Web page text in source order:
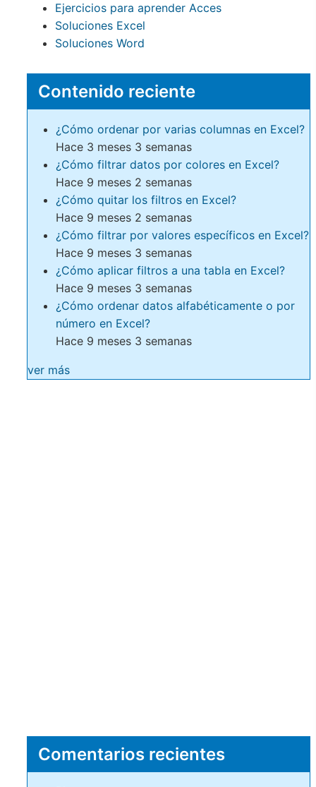
Ejercicios para aprender Acces
Soluciones Excel
Soluciones Word
Contenido reciente
¿Cómo ordenar por varias columnas en Excel?
Hace 3 meses 3 semanas
¿Cómo filtrar datos por colores en Excel?
Hace 9 meses 2 semanas
¿Cómo quitar los filtros en Excel?
Hace 9 meses 2 semanas
¿Cómo filtrar por valores específicos en Excel?
Hace 9 meses 3 semanas
¿Cómo aplicar filtros a una tabla en Excel?
Hace 9 meses 3 semanas
¿Cómo ordenar datos alfabéticamente o por
número en Excel?
Hace 9 meses 3 semanas
ver más
Comentarios recientes